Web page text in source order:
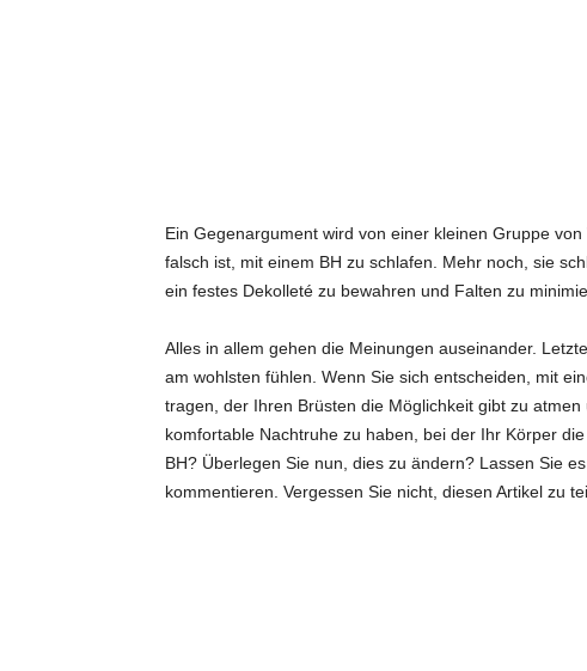
Ein Gegenargument wird von einer kleinen Gruppe
falsch ist, mit einem BH zu schlafen. Mehr noch, sie
ein festes Dekolleté zu bewahren und Falten zu
Alles in allem gehen die Meinungen auseinander.
am wohlsten fühlen. Wenn Sie sich entscheiden, mit
tragen, der Ihren Brüsten die Möglichkeit gibt zu
komfortable Nachtruhe zu haben, bei der Ihr Körper
BH? Überlegen Sie nun, dies zu ändern? Lassen Sie
kommentieren. Vergessen Sie nicht, diesen Artikel zu